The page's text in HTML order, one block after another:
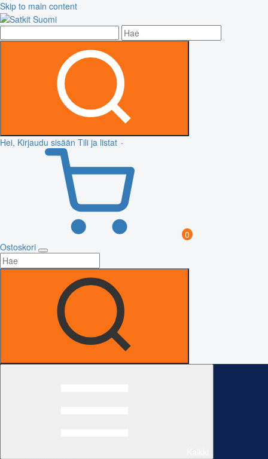
Skip to main content
Hei, Kirjaudu sisään Tili ja listat
0
Ostoskori